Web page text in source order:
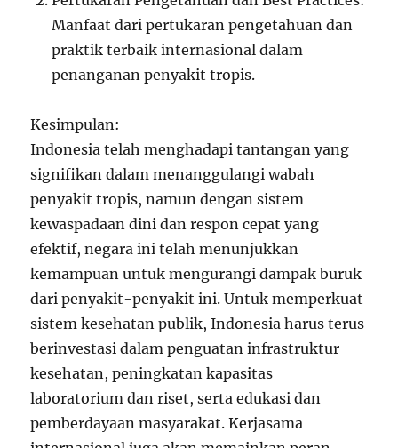
Manfaat dari pertukaran pengetahuan dan
praktik terbaik internasional dalam
penanganan penyakit tropis.
Kesimpulan:
Indonesia telah menghadapi tantangan yang
signifikan dalam menanggulangi wabah
penyakit tropis, namun dengan sistem
kewaspadaan dini dan respon cepat yang
efektif, negara ini telah menunjukkan
kemampuan untuk mengurangi dampak buruk
dari penyakit-penyakit ini. Untuk memperkuat
sistem kesehatan publik, Indonesia harus terus
berinvestasi dalam penguatan infrastruktur
kesehatan, peningkatan kapasitas
laboratorium dan riset, serta edukasi dan
pemberdayaan masyarakat. Kerjasama